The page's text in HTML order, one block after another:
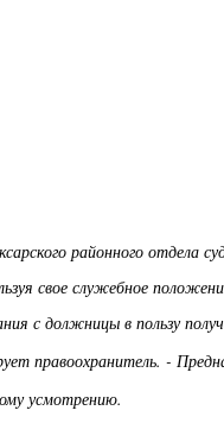
районного отдела
свое служебное
с должницы в пользу
правоохранитель. -
усмотрению.